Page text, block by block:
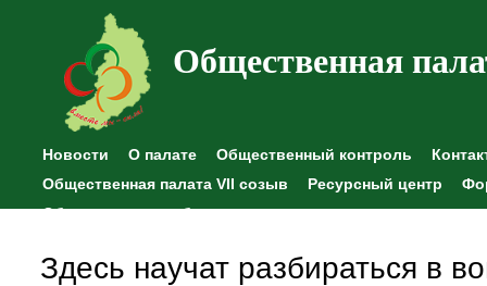
Общественная
Новости О палате Общественный контроль
Общественная палата VII созыв
Ресурсный центр
Общественные наблюдения
Здесь научат разбираться в